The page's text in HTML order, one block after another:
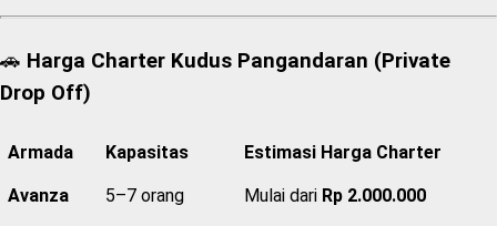
🚗 Harga Charter Kudus Pangandaran (Private
Drop Off)
Armada Kapasitas Estimasi Harga Charter
Avanza 5–7 orang Mulai dari Rp 2.000.000